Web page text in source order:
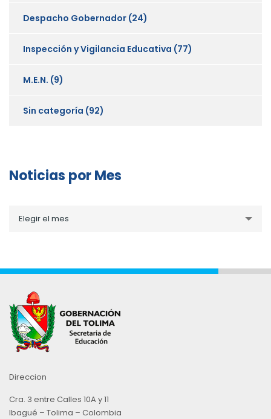
Despacho Gobernador (24)
Inspección y Vigilancia Educativa (77)
M.E.N. (9)
Sin categoría (92)
Noticias por Mes
porElegir el mes
Direccion
Cra. 3 entre Calles 10A y 11
Ibagué – Tolima – Colombia